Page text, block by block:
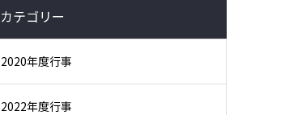
カテゴリー
2020年度行事
2022年度行事